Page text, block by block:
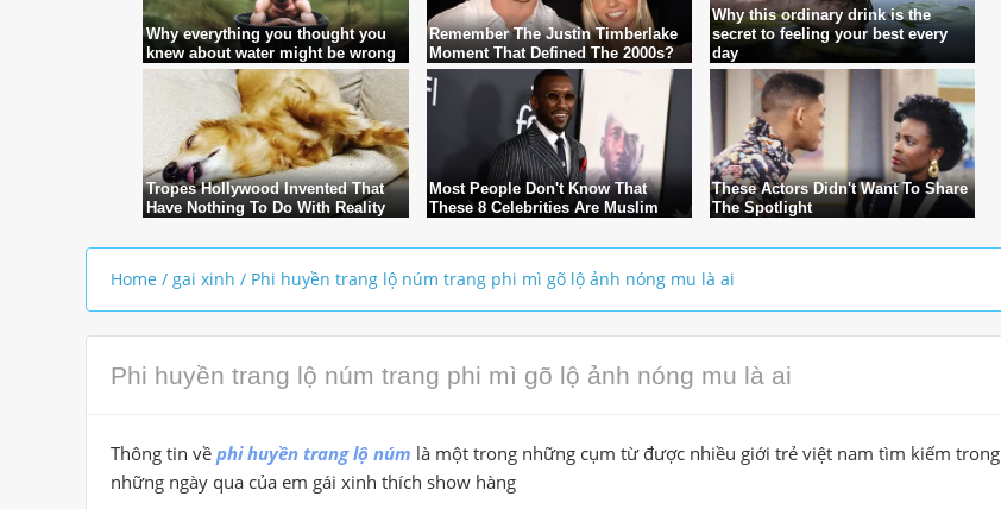
Home / gai xinh / Phi huyền trang lộ núm trang phi mì gõ lộ ảnh nóng mu là ai
Phi huyền trang lộ núm trang phi mì gõ lộ ảnh nóng mu là ai
Thông tin về phi huyền trang lộ núm là một trong những cụm từ được nhiều giới trẻ việt nam tìm kiếm trong
những ngày qua của em gái xinh thích show hàng